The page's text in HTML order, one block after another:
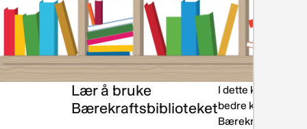
Lær å bruke
Bærekraftsbiblioteket
I dette kurset blir
bedre kjent med